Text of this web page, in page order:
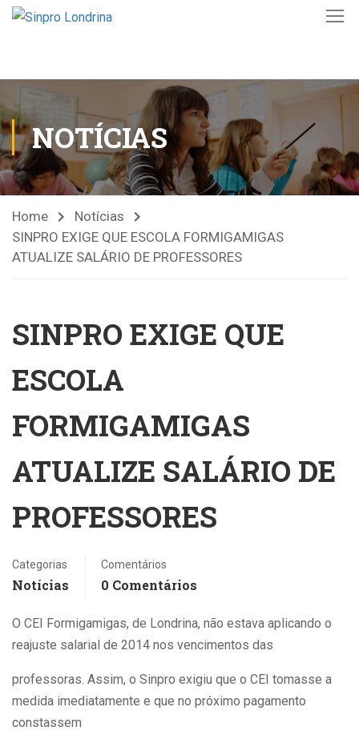
NOTÍCIAS
Home
Notícias
SINPRO EXIGE QUE ESCOLA FORMIGAMIGAS
ATUALIZE SALÁRIO DE PROFESSORES
SINPRO EXIGE QUE
ESCOLA
FORMIGAMIGAS
ATUALIZE SALÁRIO DE
PROFESSORES
Categorias
Notícias
Comentários
0 Comentários
O CEI Formigamigas, de Londrina, não estava aplicando o
reajuste salarial de 2014 nos vencimentos das
professoras. Assim, o Sinpro exigiu que o CEI tomasse a
medida imediatamente e que no próximo pagamento
constassem